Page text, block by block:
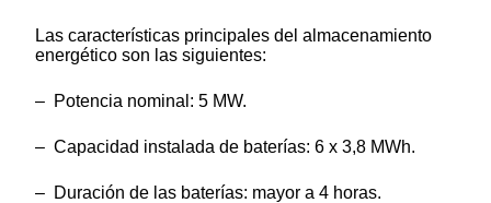
Las características principales del almacenamiento
energético son las siguientes:
– Potencia nominal: 5 MW.
– Capacidad instalada de baterías: 6 x 3,8 MWh.
– Duración de las baterías: mayor a 4 horas.